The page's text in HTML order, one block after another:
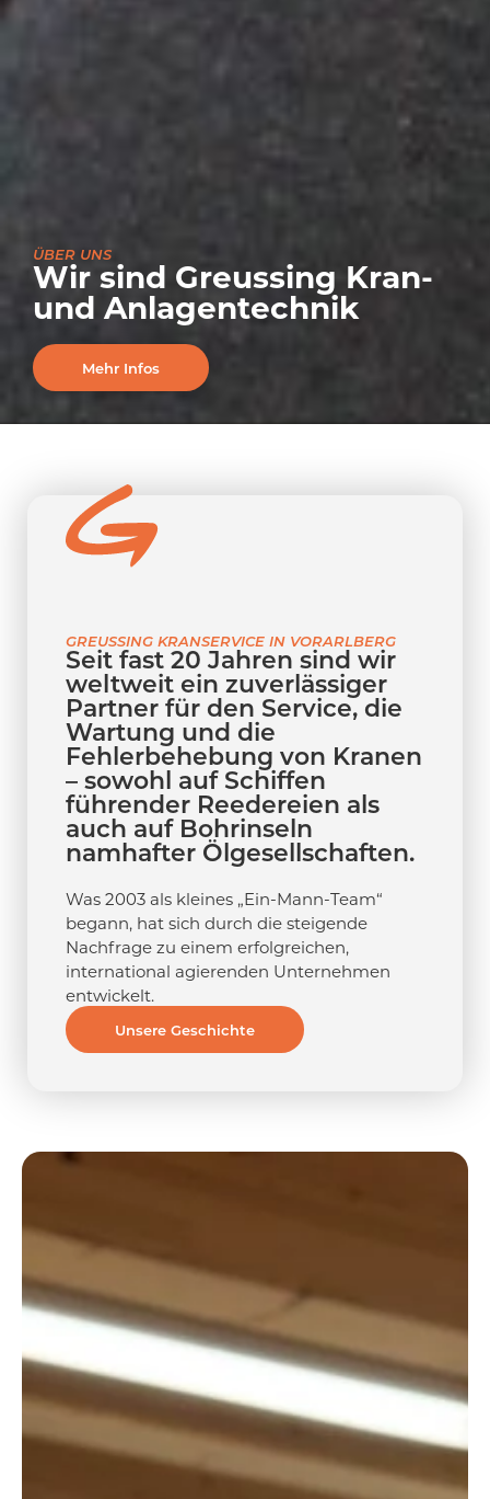
ÜBER UNS
Wir sind Greussing Kran-
und Anlagentechnik
Mehr Infos
GREUSSING KRANSERVICE IN VORARLBERG
Seit fast 20 Jahren sind wir
weltweit ein zuverlässiger
Partner für den Service, die
Wartung und die
Fehlerbehebung von Kranen
– sowohl auf Schiffen
führender Reedereien als
auch auf Bohrinseln
namhafter Ölgesellschaften.
Was 2003 als kleines „Ein-Mann-Team“
begann, hat sich durch die steigende
Nachfrage zu einem erfolgreichen,
international agierenden Unternehmen
entwickelt.
Unsere Geschichte